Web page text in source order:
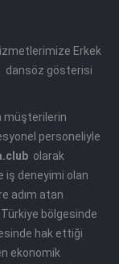
Erkek
dansöz gösterisi
müşterilerin
personeliyle
olarak
iş deneyimi olan
adım atan
bölgesinde
hak ettiği
ekonomik